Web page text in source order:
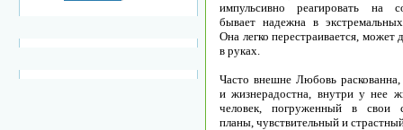
импульсивно реагировать на
бывает надежна в
Она легко перестраивается, может
в руках.
Часто внешне Любовь
и жизнерадостна, внутри у нее
человек, погруженный в свои
планы, чувствительный и